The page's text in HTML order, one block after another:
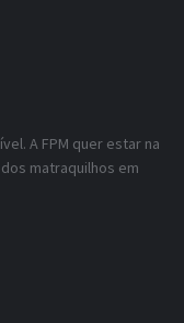
A FPM quer estar na
matraquilhos em